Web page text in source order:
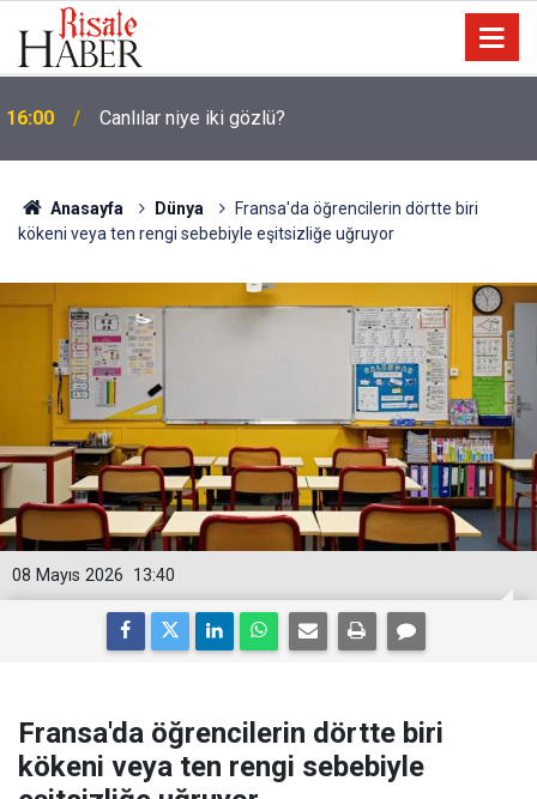
15:35 Sosyal medya, derslerde başarısızlığa yol açıyor
Anasayfa Dünya
Fransa'da öğrencilerin dörtte biri
kökeni veya ten rengi sebebiyle eşitsizliğe uğruyor
13:40
08 Mayıs 2026
Fransa'da öğrencilerin dörtte biri
kökeni veya ten rengi sebebiyle